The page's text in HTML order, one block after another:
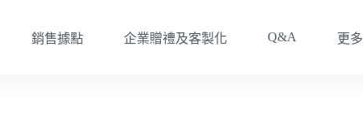
銷售據點 企業贈禮及客製化 Q&A 更多